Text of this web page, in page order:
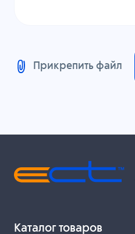
Прикрепить файл
Каталог товаров